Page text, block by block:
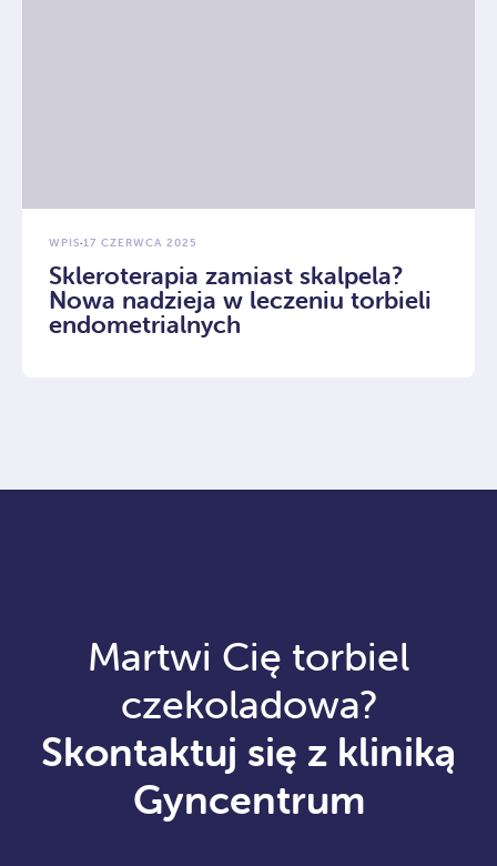
WPIS·17 CZERWCA 2025
Skleroterapia zamiast skalpela?
Nowa nadzieja w leczeniu torbieli
endometrialnych
Martwi Cię torbiel
czekoladowa?
Skontaktuj się z kliniką
Gyncentrum